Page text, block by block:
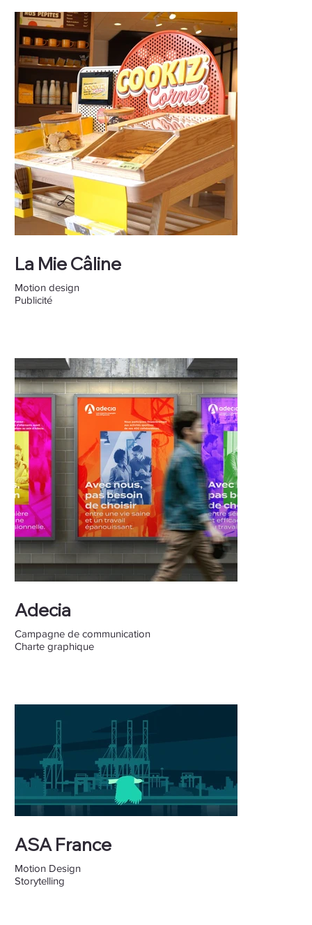
La Mie Câline
Motion design
Publicité
Adecia
Campagne de communication
Charte graphique
ASA France
Motion Design
Storytelling